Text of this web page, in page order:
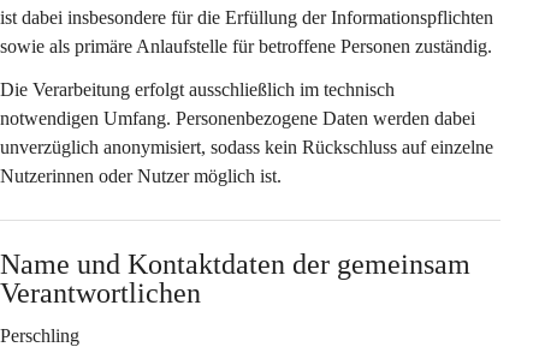
ist dabei insbesondere für die Erfüllung der Informationspflichten
sowie als primäre Anlaufstelle für betroffene Personen zuständig.
Die Verarbeitung erfolgt ausschließlich im technisch
notwendigen Umfang. Personenbezogene Daten werden dabei
unverzüglich anonymisiert, sodass kein Rückschluss auf einzelne
Nutzerinnen oder Nutzer möglich ist.
Name und Kontaktdaten der gemeinsam
Verantwortlichen
Perschling